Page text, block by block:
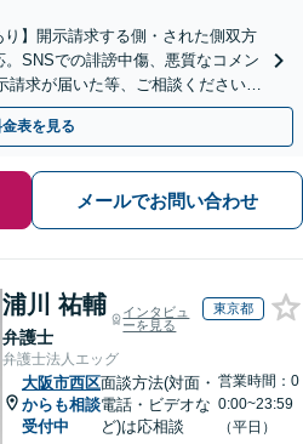
】開示請求する側・された側双方
SNSでの誹謗中傷、悪質なコメン
請求が届いた等、ご相談ください
千葉中央駅4分】
表を見る
メールでお問い合わせ
浦川 祐輔
弁護士
インタビュ
ーを見る
東京都
弁護士法人エッグ
大阪市西区
からも相談
受付中
面談方法(対面・
電話・ビデオな
ど)は応相談
営業時間：0
0:00~23:59
（平日）